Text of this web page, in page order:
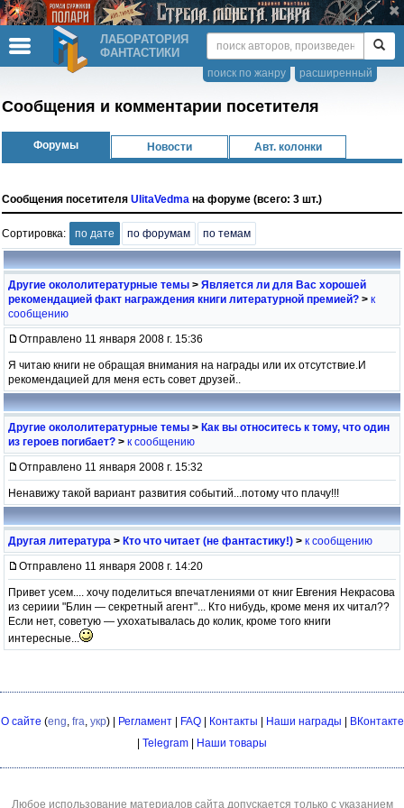
ЛАБОРАТОРИЯ
ФАНТАСТИКИ
расширенный
поиск по жанру
Сообщения и комментарии посетителя
Форумы Новости Авт. колонки
Сообщения посетителя UlitaVedma на форуме (всего: 3 шт.)
Сортировка: по дате по форумам по темам
Другие окололитературные темы > Является ли для Вас хорошей
рекомендацией факт награждения книги литературной премией? > к
сообщению
Отправлено 11 января 2008 г. 15:36
Я читаю книги не обращая внимания на награды или их отсутствие.И
рекомендацией для меня есть совет друзей..
Другие окололитературные темы > Как вы относитесь к тому, что один
из героев погибает? > к сообщению
Отправлено 11 января 2008 г. 15:32
Ненавижу такой вариант развития событий...потому что плачу!!!
Другая литература > Кто что читает (не фантастику!) > к сообщению
Отправлено 11 января 2008 г. 14:20
Привет усем.... хочу поделиться впечатлениями от книг Евгения Некрасова
из сериии "Блин — секретный агент"... Кто нибудь, кроме меня их читал??
Если нет, советую — ухохатывалась до колик, кроме того книги
интересные...
О сайте (eng, fra, укр) | Регламент| FAQ| Контакты | Наши награды | ВКонтакте
| Telegram | Наши товары
Любое использование материалов сайта допускается только с указанием